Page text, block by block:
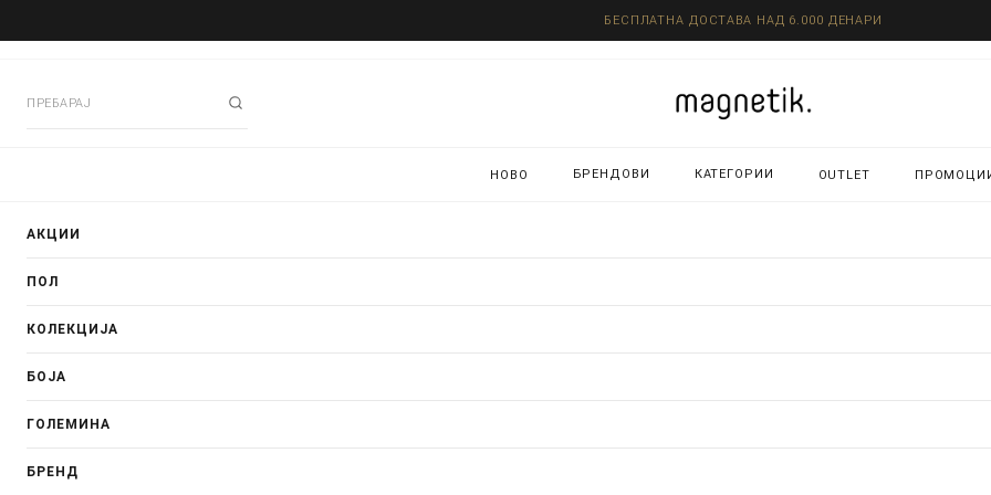
БЕСПЛАТНА ДОСТАВА НАД 6.000 ДЕНАРИ
НОВО БРЕНДОВИ КАТЕГОРИИ OUTLET
АКЦИИ
ПОЛ
КОЛЕКЦИЈА
БОЈА
ГОЛЕМИНА
БРЕНД